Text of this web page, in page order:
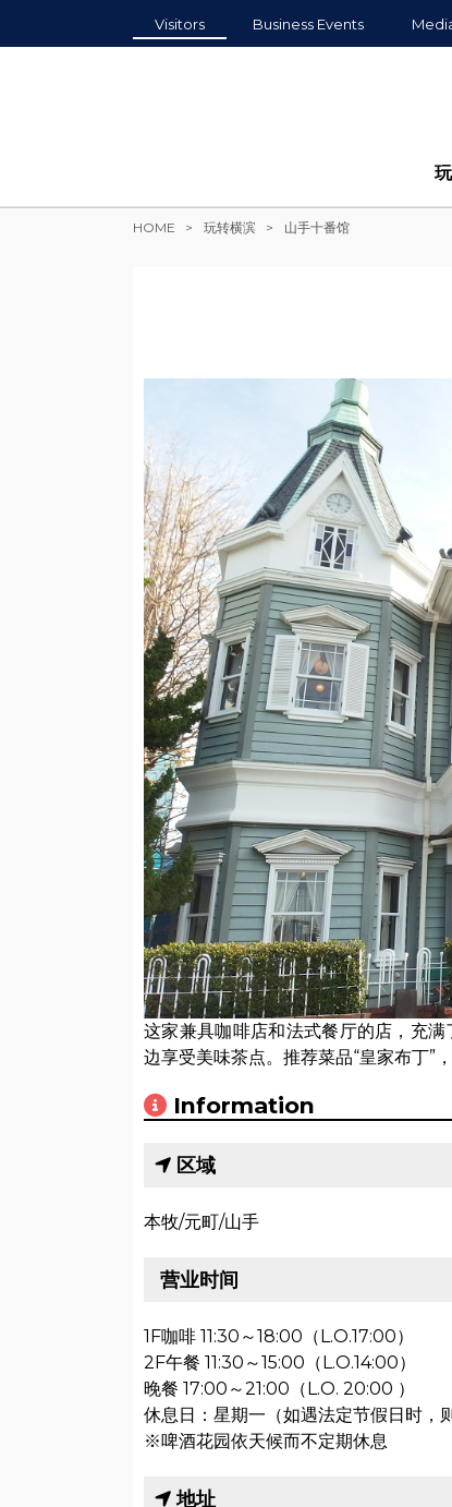
Visitors Business Events
HOME 玩转横滨 山手十番馆
这家兼具咖啡店和法式餐厅的店，充
边享受美味茶点。推荐菜品“皇家布丁”
Information
区域
本牧/元町/山手
营业时间
1F咖啡 11:30～18:00（L.O.17:00）
2F午餐 11:30～15:00（L.O.14:00）
晚餐 17:00～21:00（L.O. 20:00 ）
休息日：星期一（如遇法定节假日时，
※啤酒花园依天候而不定期休息
地址